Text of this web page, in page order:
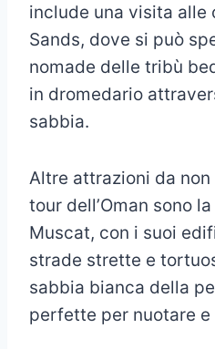
include una visita alle
Sands, dove si può
nomade delle tribù
in dromedario
sabbia.
Altre attrazioni da
tour dell’Oman sono
Muscat, con i suoi
strade strette e
sabbia bianca della
perfette per nuotare e